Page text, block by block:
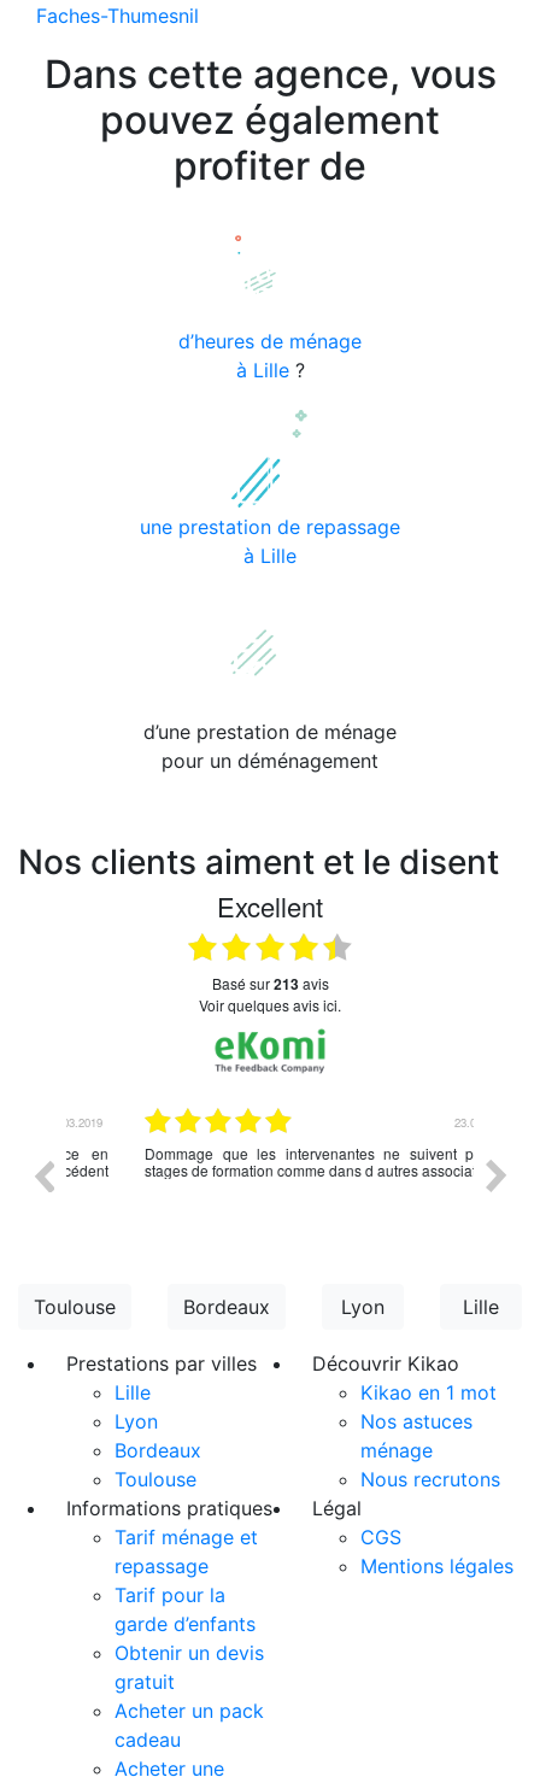
Faches-Thumesnil
Dans cette agence, vous
pouvez également
profiter de
d’heures de ménage
à Lille?
une prestation de repassage
à Lille
d’une prestation de ménage
pour un déménagement
Nos clients aiment et le disent
Excellent
basé sur213avis
Voir quelques avis ici.
Dommage que les intervenantes ne suivent pas de
stages de formation comme dans d autres associations,
Toulouse Bordeaux Lyon Lille
Prestations par villes
Lille
Lyon
Bordeaux
Toulouse
Découvrir Kikao
Kikao en 1 mot
Nos astuces
ménage
Nous recrutons
Informations pratiques
Tarif ménage et
repassage
Tarif pour la
garde d’enfants
Obtenir un devis
gratuit
Acheter un pack
cadeau
Acheter une
Légal
CGS
Mentions légales